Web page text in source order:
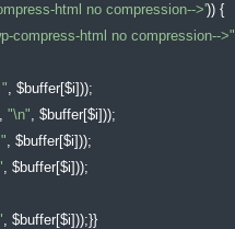
html no compression-->')) {
compress-html no compression-->"
, $buffer[$i]));
, "\n", $buffer[$i]));
, $buffer[$i]));
, $buffer[$i]));
, $buffer[$i]));}}